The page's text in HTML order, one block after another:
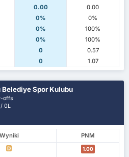
0.00
0.00
0%
0%
0%
100%
0%
100%
0
0.57
0 1.07
Spor Kulubu
offs
0L
Wyniki
PNM
D 1.00